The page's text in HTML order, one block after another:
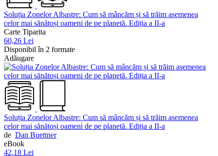
Soluția Zonelor Albastre: Cum să mâncăm și să trăim asemenea
celor mai sănătoși oameni de pe planetă. Ediția a II-a
Carte Tiparita
60,26 Lei
Disponibil în 2 formate
Adăugare
Soluția Zonelor Albastre: Cum să mâncăm și să trăim asemenea
celor mai sănătoși oameni de pe planetă. Ediția a II-a
de Dan Buettner
eBook
42,18 Lei